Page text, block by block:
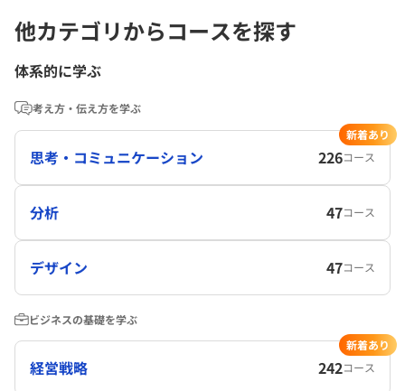
他カテゴリからコースを探す
体系的に学ぶ
考え方・伝え方を学ぶ
思考・コミュニケーション 226コース
新着あり
分析 47コース
デザイン 47コース
ビジネスの基礎を学ぶ
経営戦略 242コース
新着あり